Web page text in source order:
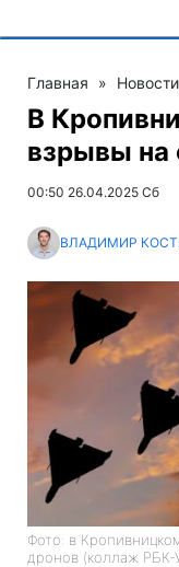
Главная » Новости
В
взрывы на
00:50 26.04.2025 Сб
ВЛАДИМИР
Фото: в
дронов (коллаж РБК-